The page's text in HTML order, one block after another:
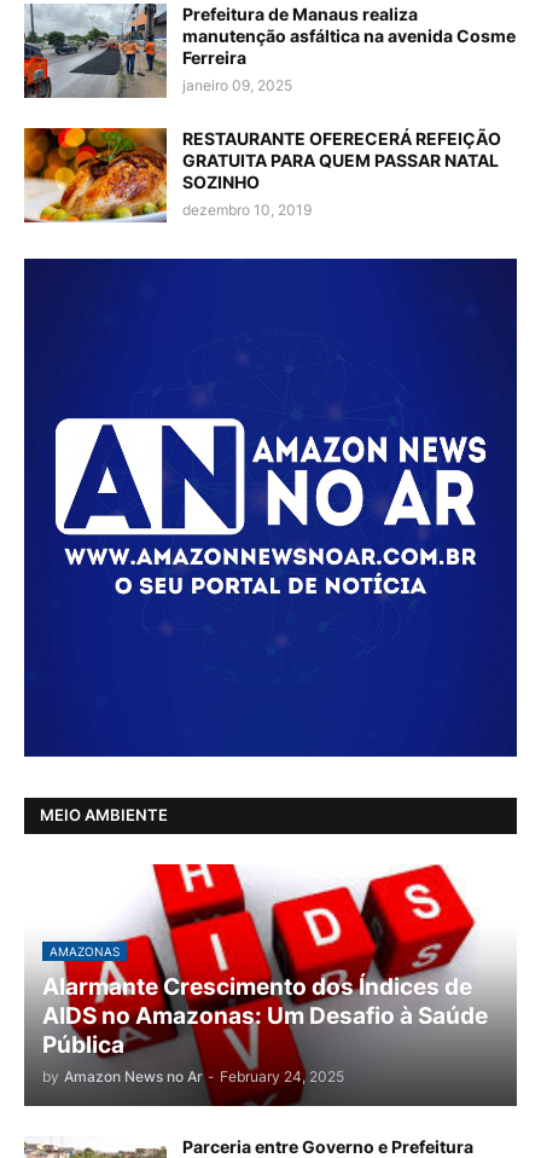
Prefeitura de Manaus realiza
manutenção asfáltica na avenida Cosme
Ferreira
janeiro 09, 2025
RESTAURANTE OFERECERÁ REFEIÇÃO
GRATUITA PARA QUEM PASSAR NATAL
SOZINHO
dezembro 10, 2019
MEIO AMBIENTE
AMAZONAS
Alarmante Crescimento dos Índices de
AIDS no Amazonas: Um Desafio à Saúde
Pública
by Amazon News no Ar - February 24, 2025
Parceria entre Governo e Prefeitura